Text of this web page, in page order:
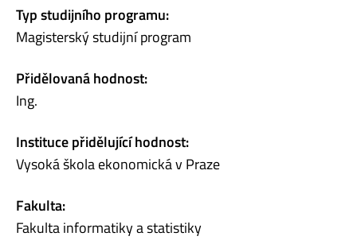
Typ studijního programu:
Magisterský studijní program
Přidělovaná hodnost:
Ing.
Instituce přidělující hodnost:
Vysoká škola ekonomická v Praze
Fakulta:
Fakulta informatiky a statistiky